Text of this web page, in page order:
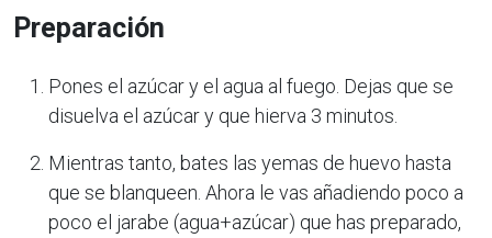
Preparación
Pones el azúcar y el agua al fuego. Dejas que se
disuelva el azúcar y que hierva 3 minutos.
Mientras tanto, bates las yemas de huevo hasta
que se blanqueen. Ahora le vas añadiendo poco a
poco el jarabe (agua+azúcar) que has preparado,